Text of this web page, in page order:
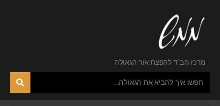
מרכז חב"ד להפצת אור הגאולה